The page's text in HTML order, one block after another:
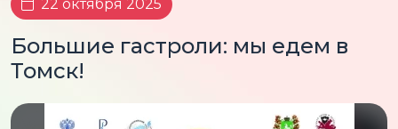
22 октября 2025
Большие гастроли: мы едем в
Томск!